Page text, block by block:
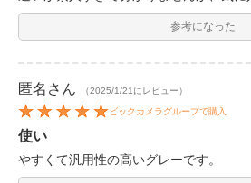
参考になった
匿名 さん （2025/1/21にレビュー）
ビックカメラグループで購入
使い
やすくて汎用性の高いグレーです。